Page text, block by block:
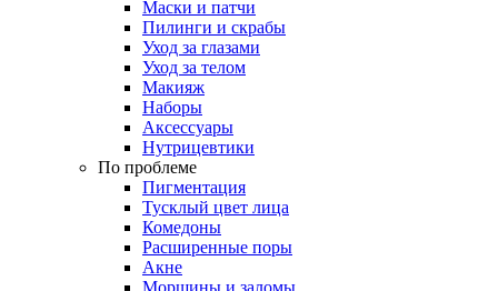
Маски и патчи
Пилинги и скрабы
Уход за глазами
Уход за телом
Макияж
Наборы
Аксессуары
Нутрицевтики
По проблеме
Пигментация
Тусклый цвет лица
Комедоны
Расширенные поры
Акне
Морщины и заломы